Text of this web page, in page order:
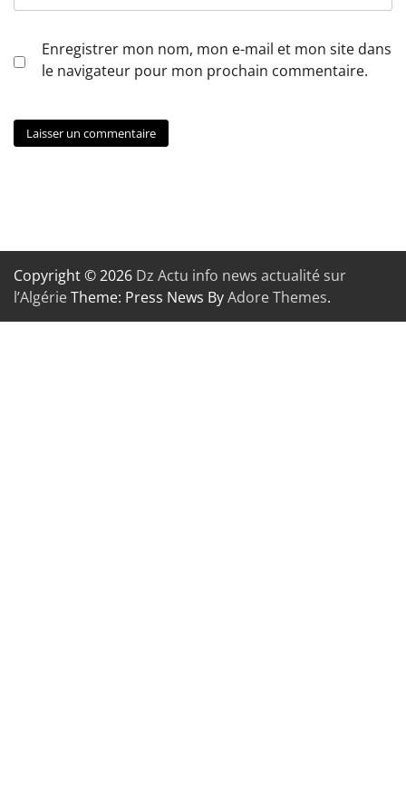
Enregistrer mon nom, mon e-mail et mon site dans
le navigateur pour mon prochain commentaire.
Copyright © 2026 Dz Actu info news actualité sur
l’AlgérieTheme: Press News ByAdore Themes.